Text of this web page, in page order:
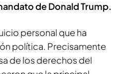
de Donald Trump.
personal que ha
política. Precisamente
de los derechos del